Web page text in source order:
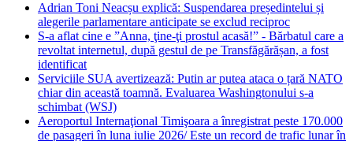
Adrian Toni Neacșu explică: Suspendarea președintelui și
alegerile parlamentare anticipate se exclud reciproc
S-a aflat cine e ”Anna, ţine-ţi prostul acasă!” - Bărbatul care a
revoltat internetul, după gestul de pe Transfăgărășan, a fost
identificat
Serviciile SUA avertizează: Putin ar putea ataca o țară NATO
chiar din această toamnă. Evaluarea Washingtonului s-a
schimbat (WSJ)
Aeroportul Internaţional Timişoara a înregistrat peste 170.000
de pasageri în luna iulie 2026/ Este un record de trafic lunar în